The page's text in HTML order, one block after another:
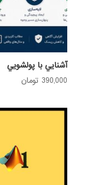
آشنايي با پولشويي
390,000 تومان